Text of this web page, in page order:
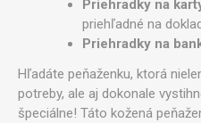
Priehradky na
priehľadné na
Priehradky na
Hľadáte peňaženku, ktorá
potreby, ale aj dokonale
špeciálne! Táto kožená